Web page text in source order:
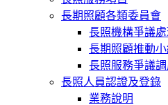
長期照顧各類委員會
長照機構爭議
長期照顧推動小
長照服務爭議
長照人員認證及登錄
業務說明